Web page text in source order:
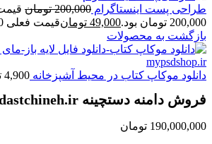
طراحی پست اینستاگرام 200,000 تومان
200,000 تومان بود.
49,000 تومانقیمت فعلی 49,000 تومان است.
بازگشت به محصولات
دانلود موکاپ کتاب در محیط آشپزخانه 4,900
فروش دامنه دستچینه dastchineh.ir
190,000,000 تومان